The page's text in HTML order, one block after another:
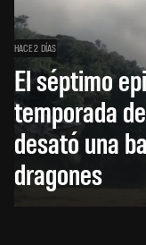
HACE 2 DÍAS
El séptimo
temporada
desató una
dragones